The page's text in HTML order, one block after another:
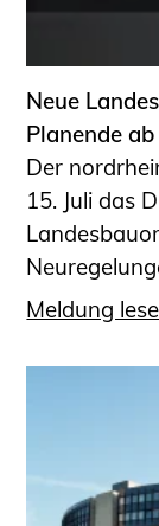
Neue
Planende
Der
15. Juli das
Meldung